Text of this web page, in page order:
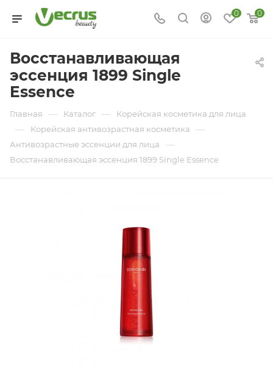
0 0
Восстанавливающая
эссенция 1899 Single
Essence
Главная — Каталог — Корейская косметика для лица
— Корейская антивозрастная косметика —
Антивозрастные эссенции для лица —
Восстанавливающая эссенция 1899 Single Essence